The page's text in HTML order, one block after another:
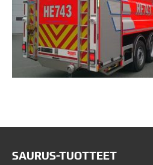
SAURUS-TUOTTEET